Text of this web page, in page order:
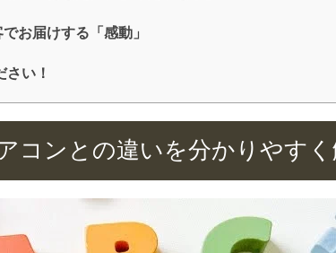
お届けする「感動」
い！
コンとの違いを分かりやす